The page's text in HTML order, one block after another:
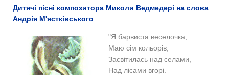
Дитячі пісні композитора Миколи Ведмедері на слова
Андрія М'ястківського
"Я барвиста веселочка,
Маю сім кольорів,
Засвітилась над селами,
Над лісами вгорі.